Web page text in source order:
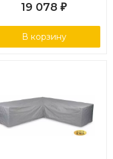
19 078 ₽
В корзину